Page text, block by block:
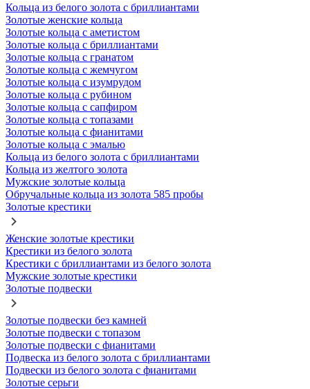
Кольца из белого золота с бриллиантами
Золотые женские кольца
Золотые кольца с аметистом
Золотые кольца с бриллиантами
Золотые кольца с гранатом
Золотые кольца с жемчугом
Золотые кольца с изумрудом
Золотые кольца с рубином
Золотые кольца с сапфиром
Золотые кольца с топазами
Золотые кольца с фианитами
Золотые кольца с эмалью
Кольца из белого золота с бриллиантами
Кольца из желтого золота
Мужские золотые кольца
Обручальные кольца из золота 585 пробы
Золотые крестики
Женские золотые крестики
Крестики из белого золота
Крестики с бриллиантами из белого золота
Мужские золотые крестики
Золотые подвески
Золотые подвески без камней
Золотые подвески с топазом
Золотые подвески с фианитами
Подвеска из белого золота с бриллиантами
Подвески из белого золота с фианитами
Золотые серьги